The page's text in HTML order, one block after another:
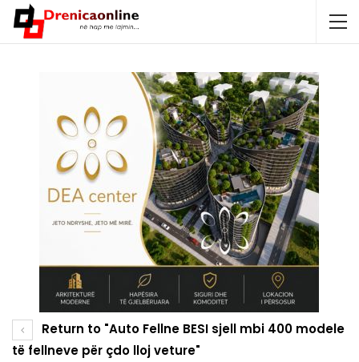
Return to "Auto Fellne BESI sjell mbi 400 modele
të fellneve për çdo lloj veture"